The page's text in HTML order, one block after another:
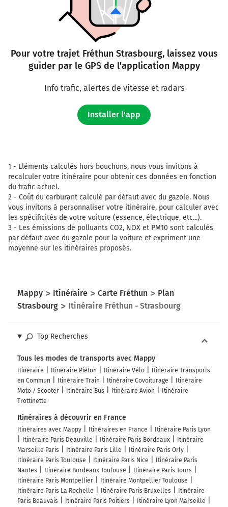
Pour votre trajet Fréthun Strasbourg, laissez vous
guider par le GPS de l'application Mappy
Info trafic, alertes de vitesse et radars
Installer l'app
1 - Eléments calculés hors bouchons, nous vous invitons à
recalculer votre itinéraire pour obtenir ces données en fonction
du trafic actuel.
2 - Coût du carburant calculé par défaut avec du gazole. Nous
vous invitons à personnaliser votre itinéraire, pour calculer avec
les spécificités de votre voiture (essence, électrique, etc...).
3 - Les émissions de polluants CO2, NOX et PM10 sont calculés
par défaut avec du gazole pour la voiture et expriment une
moyenne sur les itinéraires proposés.
Mappy Itinéraire Carte Fréthun
Plan
Strasbourg
Itinéraire Fréthun - Strasbourg
Top Recherches
Tous les modes de transports avec Mappy
Itinéraire Itinéraire Piéton Itinéraire Vélo
Itinéraire Transports
en Commun
Itinéraire Train Itinéraire Covoiturage
Itinéraire
Moto / Scooter
Itinéraire Bus Itinéraire Avion
Itinéraire
Trottinette
Itinéraires à découvrir en France
Itinéraires avec Mappy Itinéraires en France
Itinéraire Paris Lyon
Itinéraire Paris Deauville
Itinéraire Paris Bordeaux
Itinéraire
Marseille Paris
Itinéraire Paris Lille
Itinéraire Paris Orly
Itinéraire Paris Toulouse
Itinéraire Paris Nice
Itinéraire Paris
Nantes
Itinéraire Bordeaux Toulouse
Itinéraire Paris Tours
Itinéraire Paris Montpellier
Itinéraire Montpellier Toulouse
Itinéraire Paris La Rochelle
Itinéraire Paris Bruxelles
Itinéraire
Paris Beauvais
Itinéraire Paris Poitiers
Itinéraire Lyon Marseille